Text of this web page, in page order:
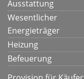
Ausstattung
Wesentlicher
Energieträger
Heizung
Befeuerung